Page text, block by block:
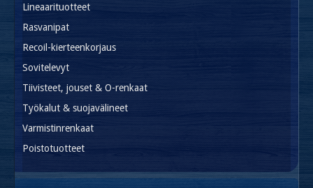
Lineaarituotteet
Rasvanipat
Recoil-kierteenkorjaus
Sovitelevyt
Tiivisteet, jouset & O-renkaat
Työkalut & suojavälineet
Varmistinrenkaat
Poistotuotteet